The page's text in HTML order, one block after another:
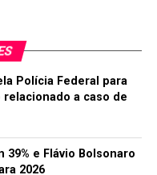
Polícia Federal para
a caso de
39% e Flávio Bolsonaro
2026